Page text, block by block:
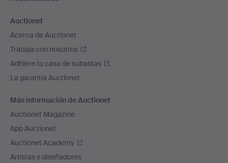
Auctionet
Acerca de Auctionet
Trabaja con nosotros
Adhiere tu casa de subastas
La garantía Auctionet
Más información de Auctionet
Auctionet Magazine
App Auctionet
Auctionet Academy
Artistas y diseñadores